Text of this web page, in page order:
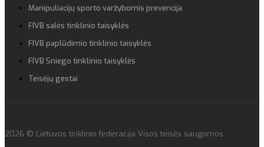
Manipuliacijų sporto varžybomis prevencija
FIVB salės tinklinio taisyklės
FIVB paplūdimio tinklinio taisyklės
FIVB Sniego tinklinio taisyklės
Teisėjų gestai
2026 © Lietuvos tinklinio federacija Visos teisės saugomos